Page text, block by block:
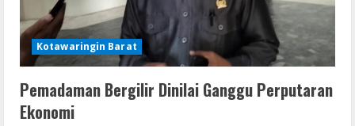
Kotawaringin Barat
Pemadaman Bergilir Dinilai Ganggu Perputaran
Ekonomi